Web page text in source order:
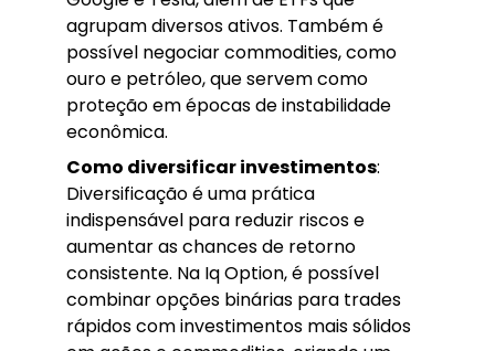
agrupam diversos ativos. Também é
possível negociar commodities, como
ouro e petróleo, que servem como
proteção em épocas de instabilidade
econômica.
Como diversificar investimentos:
Diversificação é uma prática
indispensável para reduzir riscos e
aumentar as chances de retorno
consistente. Na Iq Option, é possível
combinar opções binárias para trades
rápidos com investimentos mais sólidos